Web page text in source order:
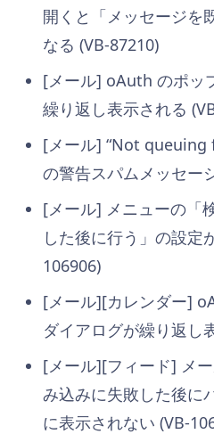
開くと「メッセージを
なる (VB-87210)
[メール] oAuth のポッ
繰り返し表示される
[メール] “Not
の警告スパムメッセー
[メール] メニューの「
した後に行う」の設定
106906)
[メール][カレンダー]
ダイアログが繰り返し
[メール][フィード] メ
み込みに失敗した後に
に表示されない (VB-